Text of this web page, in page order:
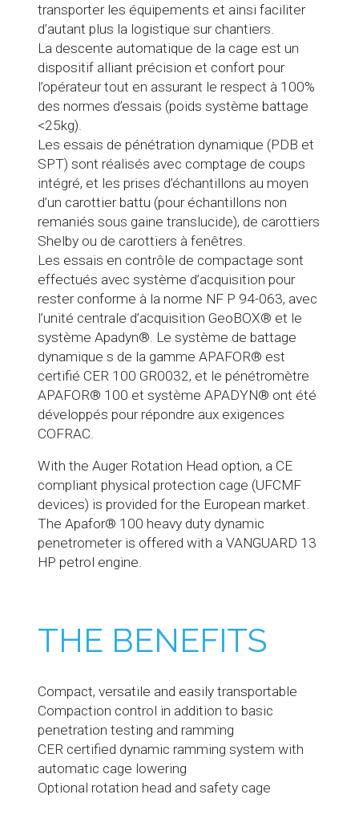
transporter les équipements et ainsi faciliter
d’autant plus la logistique sur chantiers.
La descente automatique de la cage est un
dispositif alliant précision et confort pour
l’opérateur tout en assurant le respect à 100%
des normes d’essais (poids système battage
<25kg).
Les essais de pénétration dynamique (PDB et
SPT) sont réalisés avec comptage de coups
intégré, et les prises d’échantillons au moyen
d’un carottier battu (pour échantillons non
remaniés sous gaine translucide), de carottiers
Shelby ou de carottiers à fenêtres.
Les essais en contrôle de compactage sont
effectués avec système d’acquisition pour
rester conforme à la norme NF P 94-063, avec
l’unité centrale d’acquisition GeoBOX® et le
système Apadyn®. Le système de battage
dynamique s de la gamme APAFOR® est
certifié CER 100 GR0032, et le pénétromètre
APAFOR® 100 et système APADYN® ont été
développés pour répondre aux exigences
COFRAC.
With the Auger Rotation Head option, a CE
compliant physical protection cage (UFCMF
devices) is provided for the European market.
The Apafor® 100 heavy duty dynamic
penetrometer is offered with a VANGUARD 13
HP petrol engine.
THE BENEFITS
Compact, versatile and easily transportable
Compaction control in addition to basic
penetration testing and ramming
CER certified dynamic ramming system with
automatic cage lowering
Optional rotation head and safety cage